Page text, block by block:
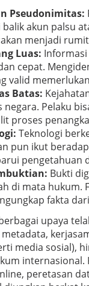
Pseudonimitas:
akun palsu
menjadi
Luas:
cepat.
valid
Batas:
negara. Pelaku
proses
Teknologi
pun ikut
pengetahuan
Bukti
di mata hukum.
fakta
upaya
media sosial),
internasional.
peretasan